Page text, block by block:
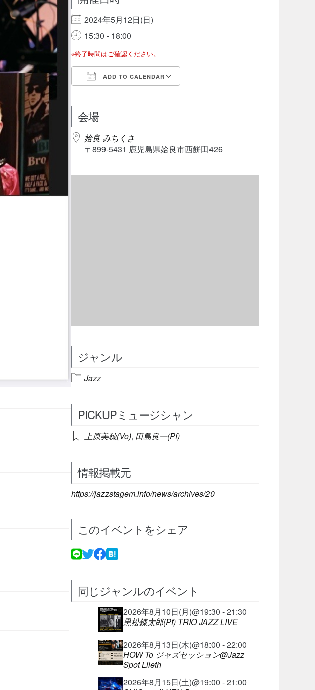
2024年5月12日(日)
15:30 - 18:00
※終了時間はご確認ください。
ADD TO CALENDAR
会場
姶良 みちくさ
〒899-5431 鹿児島県姶良市西餅田426
ジャンル
Jazz
PICKUPミュージシャン
上原美穂(Vo), 田島良一(Pf)
情報掲載元
https://jazzstagem.info/news/archives/20
このイベントをシェア
同じジャンルのイベント
2026年8月10日(月)@19:30 - 21:30
黒松錬太郎(Pf) TRIO JAZZ LIVE
2026年8月13日(木)@18:00 - 22:00
HOW To ジャズセッション@Jazz
Spot Lileth
2026年8月15日(土)@19:00 - 21:00